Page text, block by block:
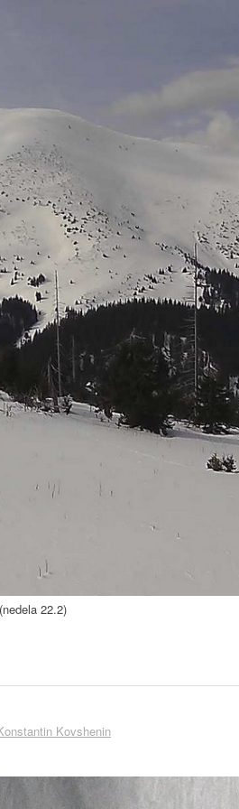
22.2)
Kovshenin